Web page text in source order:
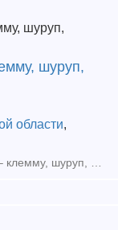
шуруп,
области,